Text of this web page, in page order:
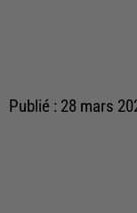
Publié : 28 mars